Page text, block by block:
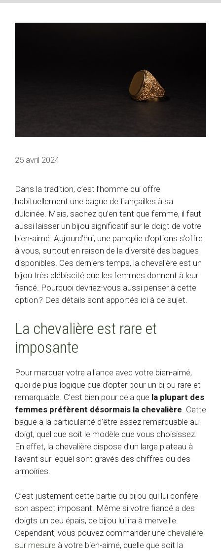
25 avril 2024
Dans la tradition, c’est l’homme qui offre
habituellement une bague de fiançailles à sa
dulcinée. Mais, sachez qu’en tant que femme, il faut
aussi laisser un bijou significatif sur le doigt de votre
bien-aimé. Aujourd’hui, une panoplie d’options s’offre
à vous, surtout en raison de la diversité des bagues
disponibles. Ces derniers temps, la chevalière est un
bijou très plébiscité que les femmes donnent à leur
fiancé. Pourquoi devriez-vous aussi penser à cette
option ? Des détails sont apportés ici à ce sujet.
La chevalière est rare et
imposante
Pour marquer votre alliance avec votre bien-aimé,
quoi de plus logique que d’opter pour un bijou rare et
remarquable. C’est bien pour cela que la plupart des
femmes préfèrent désormais la chevalière . Cette
bague a la particularité d’être assez remarquable au
doigt, quel que soit le modèle que vous choisissez.
En effet, la chevalière dispose d’un large plateau à
l’avant sur lequel sont gravés des chiffres ou des
armoiries.
C’est justement cette partie du bijou qui lui confère
son aspect imposant. Même si votre fiancé a des
doigts un peu épais, ce bijou lui ira à merveille.
Cependant, vous pouvez commander une chevalière
sur mesure à votre bien-aimé, quelle que soit la